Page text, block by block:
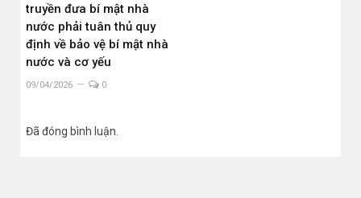
truyền đưa bí mật nhà
nước phải tuân thủ quy
định về bảo vệ bí mật nhà
nước và cơ yếu
09/04/2026 0
Đã đóng bình luận.